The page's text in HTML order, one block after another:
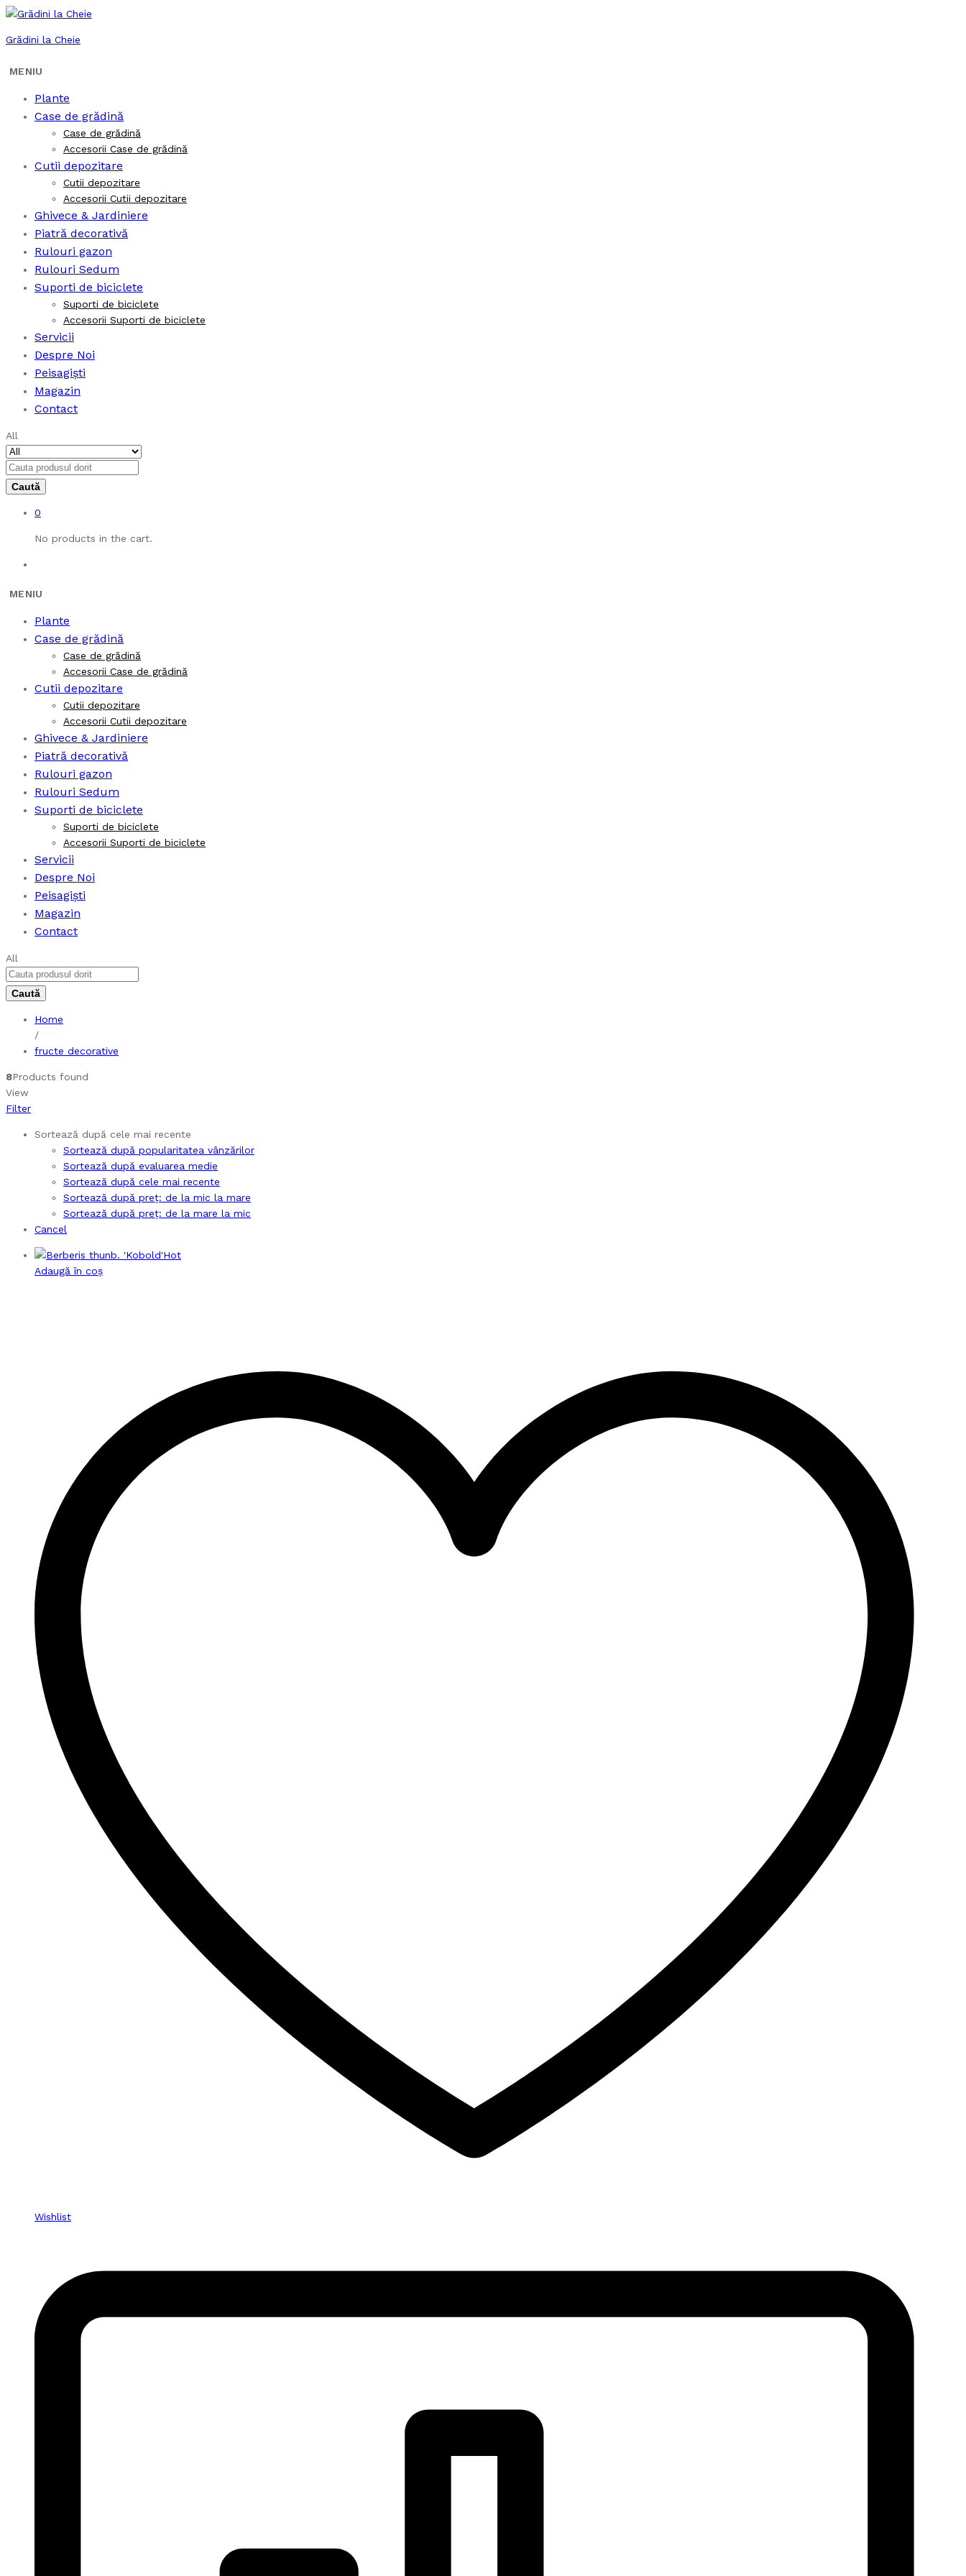
Grădini la Cheie
Plante
Case de grădină
Case de grădină
Accesorii Case de grădină
Cutii depozitare
Cutii depozitare
Accesorii Cutii depozitare
Ghivece & Jardiniere
Piatră decorativă
Rulouri gazon
Rulouri Sedum
Suporti de biciclete
Suporti de biciclete
Accesorii Suporti de biciclete
Servicii
Despre Noi
Peisagiști
Magazin
Contact
All
0
No products in the cart.
Plante
Case de grădină
Case de grădină
Accesorii Case de grădină
Cutii depozitare
Cutii depozitare
Accesorii Cutii depozitare
Ghivece & Jardiniere
Piatră decorativă
Rulouri gazon
Rulouri Sedum
Suporti de biciclete
Suporti de biciclete
Accesorii Suporti de biciclete
Servicii
Despre Noi
Peisagiști
Magazin
Contact
All
Home
/
fructe decorative
8Products found
View
Filter
Sortează după cele mai recente
Sortează după popularitatea vânzărilor
Sortează după evaluarea medie
Sortează după cele mai recente
Sortează după preț: de la mic la mare
Sortează după preț: de la mare la mic
Cancel
Hot
Adaugă în coș
Wishlist